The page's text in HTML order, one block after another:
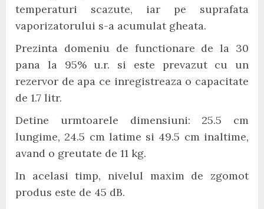
temperaturi scazute, iar pe suprafata
vaporizatorului s-a acumulat gheata.
Prezinta domeniu de functionare de la 30
pana la 95% u.r. si este prevazut cu un
rezervor de apa ce inregistreaza o capacitate
de 1.7 litr.
Detine urmtoarele dimensiuni: 25.5 cm
lungime, 24.5 cm latime si 49.5 cm inaltime,
avand o greutate de 11 kg.
In acelasi timp, nivelul maxim de zgomot
produs este de 45 dB.